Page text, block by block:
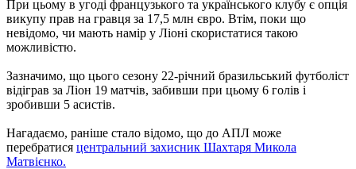
При цьому в угоді французького та українського клубу є опція
викупу прав на гравця за 17,5 млн євро. Втім, поки що
невідомо, чи мають намір у Ліоні скористатися такою
можливістю.
Зазначимо, що цього сезону 22-річний бразильський футболіст
відіграв за Ліон 19 матчів, забивши при цьому 6 голів і
зробивши 5 асистів.
Нагадаємо, раніше стало відомо, що до АПЛ може
перебратися центральний захисник Шахтаря Микола
Матвієнко.